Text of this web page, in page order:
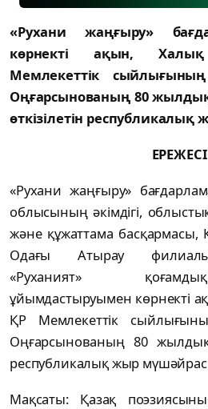
«Рухани жаңғыру»
көрнекті ақын,
Мемлекеттік
Оңғарсынованың 80
өткізілетін
ЕРЕЖЕСІ
«Рухани жаңғыру»
облысының әкімдігі,
және құжаттама басқармасы,
Одағы Атырау
«Руханият»
ұйымдастыруымен көрнекті
ҚР Мемлекеттік
Оңғарсынованың 80
республикалық жыр мүшәйрасы
Мақсаты: Қазақ